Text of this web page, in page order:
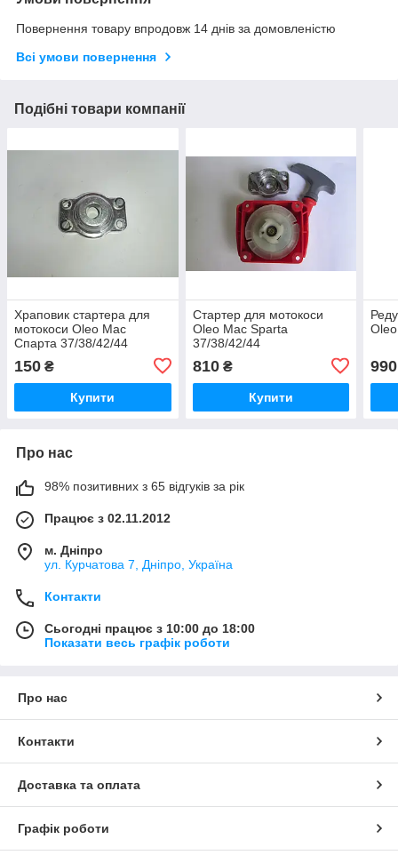
Повернення товару впродовж 14 днів за домовленістю
Всі умови повернення
Подібні товари компанії
Храповик стартера для
мотокоси Oleo Mac
Спарта 37/38/42/44
150 ₴
Купити
Стартер для мотокоси
Oleo Mac Sparta
37/38/42/44
810₴
Купити
990
Про нас
98% позитивних з 65 відгуків за рік
Працює з 02.11.2012
м. Дніпро
ул. Курчатова 7, Дніпро, Україна
Контакти
Сьогодні працює з 10:00 до 18:00
Показати весь графік роботи
Про нас
Контакти
Доставка та оплата
Графік роботи